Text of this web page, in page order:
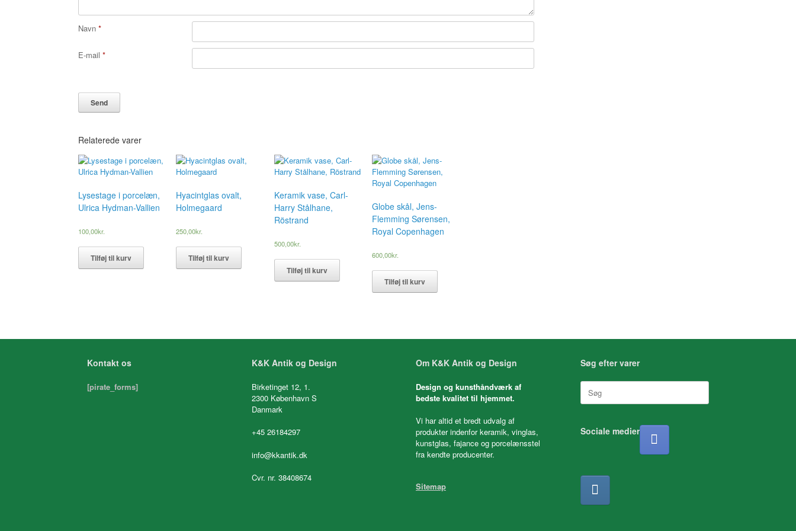
Navn *
E-mail *
Relaterede varer
Lysestage i porcelæn,
Ulrica Hydman-Vallien
100,00kr.
Tilføj til kurv
Hyacintglas ovalt,
Holmegaard
250,00kr.
Tilføj til kurv
Keramik vase, Carl-
Harry Stålhane,
Röstrand
500,00kr.
Tilføj til kurv
Globe skål, Jens-
Flemming Sørensen,
Royal Copenhagen
600,00kr.
Tilføj til kurv
Kontakt os
[pirate_forms]
K&K Antik og Design
Birketinget 12, 1.
2300 København S
Danmark
+45 26184297
info@kkantik.dk
Cvr. nr. 38408674
Om K&K Antik og Design
Design og kunsthåndværk af
bedste kvalitet til hjemmet.
Vi har altid et bredt udvalg af
produkter indenfor keramik, vinglas,
kunstglas, fajance og porcelænsstel
fra kendte producenter.
Sitemap
Søg efter varer
Søg
efter:
Sociale medier